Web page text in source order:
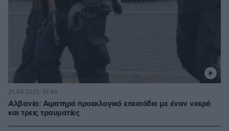
Αλβανία: Αιματηρό προεκλογικό επεισόδιο με έναν νεκρό
και τρεις τραυματίες
21.04.2021, 19:46